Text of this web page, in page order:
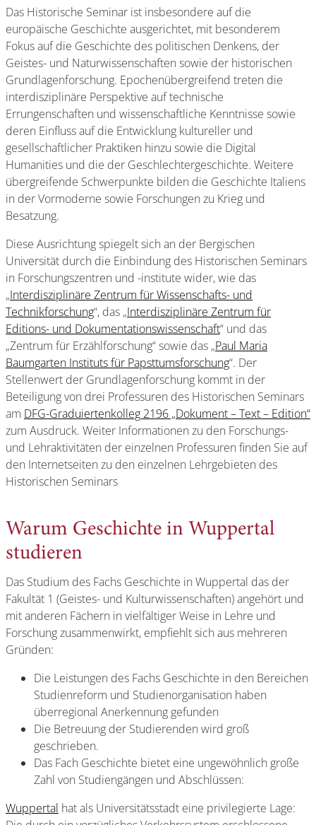
Das Historische Seminar ist insbesondere auf die
europäische Geschichte ausgerichtet, mit besonderem
Fokus auf die Geschichte des politischen Denkens, der
Geistes- und Naturwissenschaften sowie der historischen
Grundlagenforschung. Epochenübergreifend treten die
interdisziplinäre Perspektive auf technische
Errungenschaften und wissenschaftliche Kenntnisse sowie
deren Einfluss auf die Entwicklung kultureller und
gesellschaftlicher Praktiken hinzu sowie die Digital
Humanities und die der Geschlechtergeschichte. Weitere
übergreifende Schwerpunkte bilden die Geschichte Italiens
in der Vormoderne sowie Forschungen zu Krieg und
Besatzung.
Diese Ausrichtung spiegelt sich an der Bergischen
Universität durch die Einbindung des Historischen Seminars
in Forschungszentren und -institute wider, wie das
„Interdisziplinäre Zentrum für Wissenschafts- und
Technikforschung“, das „Interdisziplinäre Zentrum für
Editions- und Dokumentationswissenschaft“ und das
„Zentrum für Erzählforschung“ sowie das „Paul Maria
Baumgarten Instituts für Papsttumsforschung“. Der
Stellenwert der Grundlagenforschung kommt in der
Beteiligung von drei Professuren des Historischen Seminars
am DFG-Graduiertenkolleg 2196 „Dokument – Text – Edition“
zum Ausdruck. Weiter Informationen zu den Forschungs-
und Lehraktivitäten der einzelnen Professuren finden Sie auf
den Internetseiten zu den einzelnen Lehrgebieten des
Historischen Seminars
Warum Geschichte in Wuppertal
studieren
Das Studium des Fachs Geschichte in Wuppertal das der
Fakultät 1 (Geistes- und Kulturwissenschaften) angehört und
mit anderen Fächern in vielfältiger Weise in Lehre und
Forschung zusammenwirkt, empfiehlt sich aus mehreren
Gründen:
Die Leistungen des Fachs Geschichte in den Bereichen
Studienreform und Studienorganisation haben
überregional Anerkennung gefunden
Die Betreuung der Studierenden wird groß
geschrieben.
Das Fach Geschichte bietet eine ungewöhnlich große
Zahl von Studiengängen und Abschlüssen:
Wuppertal hat als Universitätsstadt eine privilegierte Lage: